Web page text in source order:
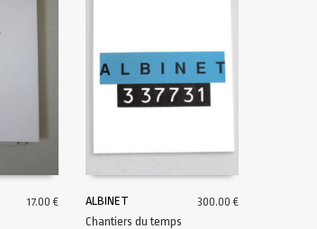
17.00€
ALBINET
Chantiers du temps
300.00€